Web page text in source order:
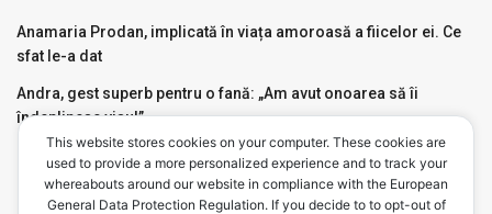
Anamaria Prodan, implicată în viața amoroasă a fiicelor ei. Ce
sfat le-a dat
Andra, gest superb pentru o fană: „Am avut onoarea să îi
îndeplinesc visul”
Motivul pentru care Mircea Badea a avut nevoie de Ambulanță,
live, în emisiunea de la Antena 3. Ce a pățit
This website stores cookies on your computer. These cookies are
used to provide a more personalized experience and to track your
whereabouts around our website in compliance with the European
General Data Protection Regulation. If you decide to to opt-out of